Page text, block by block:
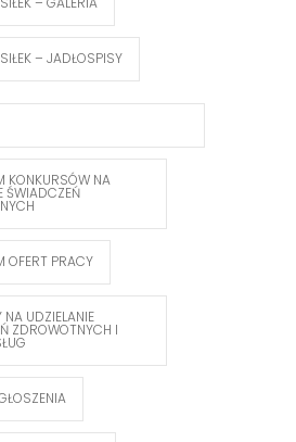
– JADŁOSPISY
KONKURSÓW NA
ŚWIADCZEŃ
OFERT PRACY
NA UDZIELANIE
ZDROWOTNYCH I